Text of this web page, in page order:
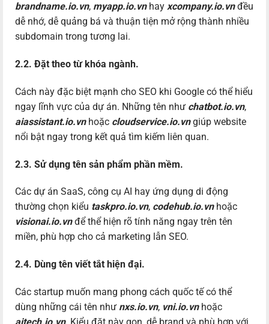
brandname.io.vn, myapp.io.vn hay xcompany.io.vnđều
dễ nhớ, dễ quảng bá và thuận tiện mở rộng thành nhiều
subdomain trong tương lai.
2.2. Đặt theo từ khóa ngành.
Cách này đặc biệt mạnh cho SEO khi Google có thể hiểu
ngay lĩnh vực của dự án. Những tên như chatbot.io.vn,
aiassistant.io.vnhoặc cloudservice.io.vn giúp website
nổi bật ngay trong kết quả tìm kiếm liên quan.
2.3. Sử dụng tên sản phẩm phần mềm.
Các dự án SaaS, công cụ AI hay ứng dụng di động
thường chọn kiểu taskpro.io.vn, codehub.io.vnhoặc
visionai.io.vnđể thể hiện rõ tính năng ngay trên tên
miền, phù hợp cho cả marketing lẫn SEO.
2.4. Dùng tên viết tắt hiện đại.
Các startup muốn mang phong cách quốc tế có thể
dùng những cái tên như nxs.io.vn, vni.io.vn hoặc